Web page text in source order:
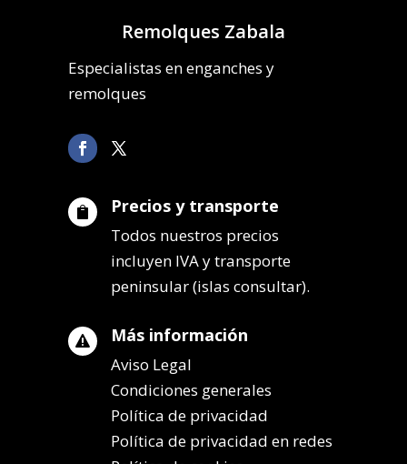
Remolques Zabala
Especialistas en enganches y
remolques
 Precios y transporte
Todos nuestros precios
incluyen IVA y transporte
peninsular (islas consultar).
 Más información
Aviso Legal
Condiciones generales
Política de privacidad
Política de privacidad en redes